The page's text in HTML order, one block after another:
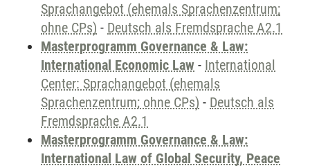
Sprachangebot (ehemals Sprachenzentrum;
ohne CPs) - Deutsch als Fremdsprache A2.1
Masterprogramm Governance & Law:
International Economic Law - International
Center: Sprachangebot (ehemals
Sprachenzentrum; ohne CPs) - Deutsch als
Fremdsprache A2.1
Masterprogramm Governance & Law:
International Law of Global Security, Peace